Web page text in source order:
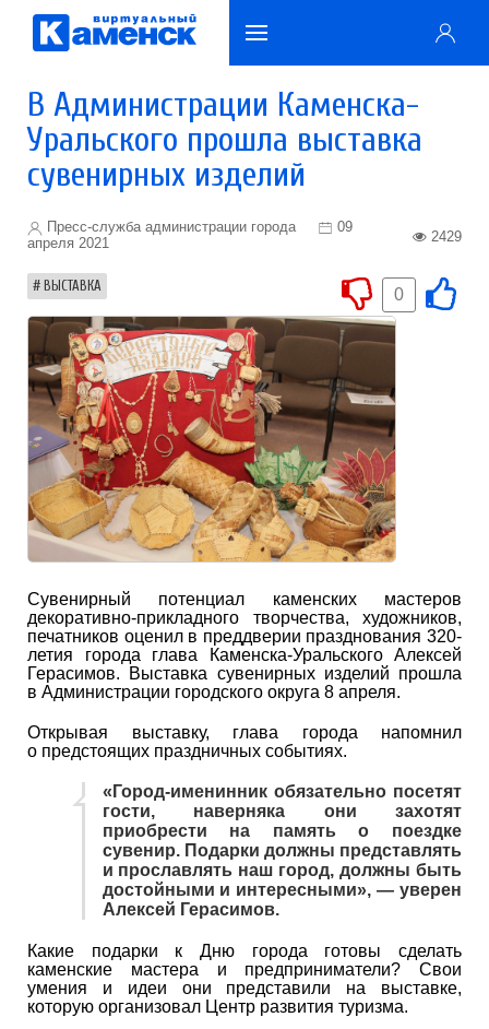
В Администрации Каменска-
Уральского прошла выставка
сувенирных изделий
Пресс-служба администрации города
09
апреля 2021
2429
ВЫСТАВКА 0
Сувенирный потенциал каменских мастеров
декоративно-прикладного творчества, художников,
печатников оценил в преддверии празднования 320-
летия города глава Каменска-Уральского Алексей
Герасимов. Выставка сувенирных изделий прошла
в Администрации городского округа 8 апреля.
Открывая выставку, глава города напомнил
о предстоящих праздничных событиях.
«Город-именинник обязательно посетят
гости, наверняка они захотят
приобрести на память о поездке
сувенир. Подарки должны представлять
и прославлять наш город, должны быть
достойными и интересными», ― уверен
Алексей Герасимов.
Какие подарки к Дню города готовы сделать
каменские мастера и предприниматели? Свои
умения и идеи они представили на выставке,
которую организовал Центр развития туризма.